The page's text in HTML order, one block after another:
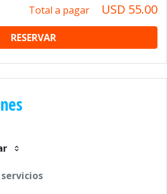
Total a pagar USD 55.00
RESERVAR